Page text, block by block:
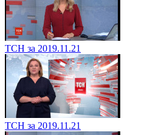
ТСН за 2019.11.21
ТСН за 2019.11.21